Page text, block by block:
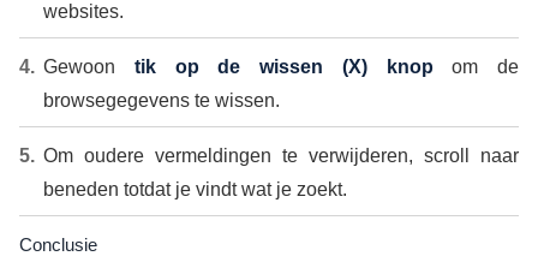
websites.
Gewoon tik op de wissen (X) knop om de
browsegegevens te wissen.
Om oudere vermeldingen te verwijderen, scroll naar
beneden totdat je vindt wat je zoekt.
Conclusie